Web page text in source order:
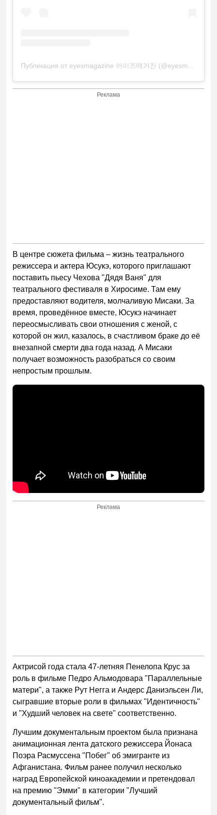
Реклама
В центре сюжета фильма – жизнь театрального
режиссера и актера Юсукэ, которого приглашают
поставить пьесу Чехова "Дядя Ваня" для
театрального фестиваля в Хиросиме. Там ему
предоставляют водителя, молчаливую Мисаки. За
время, проведённое вместе, Юсукэ начинает
переосмысливать свои отношения с женой, с
которой он жил, казалось, в счастливом браке до её
внезапной смерти два года назад. А Мисаки
получает возможность разобраться со своим
непростым прошлым.
Реклама
Актрисой года стала 47-летняя Пенелопа Крус за
роль в фильме Педро Альмодовара "Параллельные
матери", а также Рут Негга и Андерс Даниэльсен Ли,
сыгравшие вторые роли в фильмах "Идентичность"
и "Худший человек на свете" соответственно.
Лучшим документальным проектом была признана
анимационная лента датского режиссера Йонаса
Поэра Расмуссена "Побег" об эмигранте из
Афганистана. Фильм ранее получил несколько
наград Европейской киноакадемии и претендовал
на премию "Эмми" в категории "Лучший
документальный фильм".